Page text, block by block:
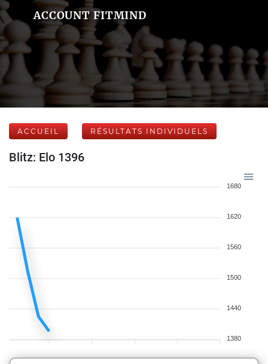
ACCOUNT FITMIND
ACCUEIL RÉSULTATS INDIVIDUELS
Blitz: Elo 1396
1680
1620
1560
1500
1440
1380